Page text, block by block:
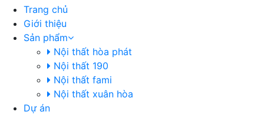
Trang chủ
Giới thiệu
Sản phẩm
Nội thất hòa phát
Nội thất 190
Nội thất fami
Nội thất xuân hòa
Dự án